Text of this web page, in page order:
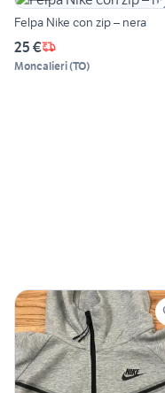
Felpa Nike con zip – nera
25 €
Moncalieri(TO)